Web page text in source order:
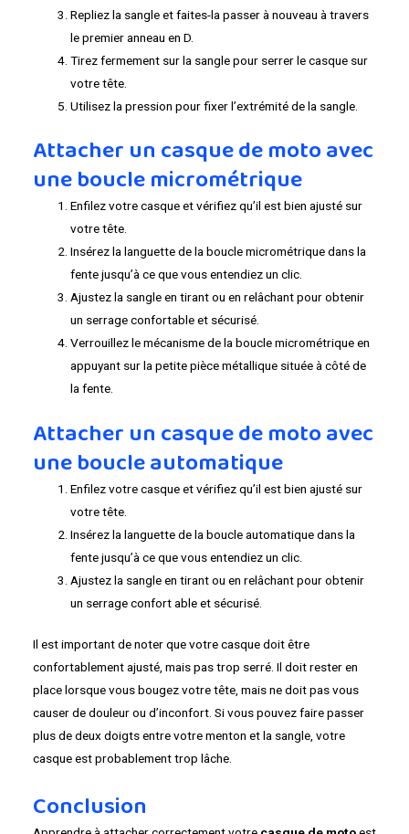
Repliez la sangle et faites-la passer à nouveau à travers
le premier anneau en D.
Tirez fermement sur la sangle pour serrer le casque sur
votre tête.
Utilisez la pression pour fixer l’extrémité de la sangle.
Attacher un casque de moto avec
une boucle micrométrique
Enfilez votre casque et vérifiez qu’il est bien ajusté sur
votre tête.
Insérez la languette de la boucle micrométrique dans la
fente jusqu’à ce que vous entendiez un clic.
Ajustez la sangle en tirant ou en relâchant pour obtenir
un serrage confortable et sécurisé.
Verrouillez le mécanisme de la boucle micrométrique en
appuyant sur la petite pièce métallique située à côté de
la fente.
Attacher un casque de moto avec
une boucle automatique
Enfilez votre casque et vérifiez qu’il est bien ajusté sur
votre tête.
Insérez la languette de la boucle automatique dans la
fente jusqu’à ce que vous entendiez un clic.
Ajustez la sangle en tirant ou en relâchant pour obtenir
un serrage confort able et sécurisé.
Il est important de noter que votre casque doit être
confortablement ajusté, mais pas trop serré. Il doit rester en
place lorsque vous bougez votre tête, mais ne doit pas vous
causer de douleur ou d’inconfort. Si vous pouvez faire passer
plus de deux doigts entre votre menton et la sangle, votre
casque est probablement trop lâche.
Conclusion